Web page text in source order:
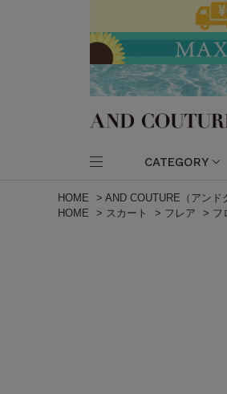
CATEGORY
HOME > AND COUTURE（アンド
HOME
> スカート > フレア > フ